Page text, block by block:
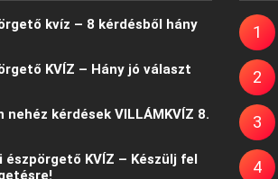
kvíz – 8 kérdésből hány
KVÍZ – Hány jó választ
nehéz kérdések VILLÁMKVÍZ 8.
észpörgető KVÍZ – Készülj fel